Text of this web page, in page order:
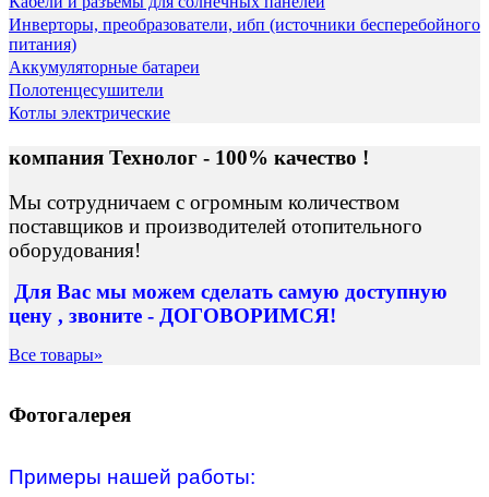
Инверторы, преобразователи, ибп (источники бесперебойного
питания)
Аккумуляторные батареи
Полотенцесушители
Котлы электрические
компания Технолог - 100% качество !
Мы сотрудничаем с огромным количеством
поставщиков и производителей отопительного
оборудования!
Для Вас мы можем сделать самую доступную
цену , звоните - ДОГОВОРИМСЯ!
Все товары»
Фотогалерея
Примеры нашей работы: